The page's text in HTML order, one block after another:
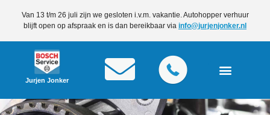
Van 13 t/m 26 juli zijn we gesloten i.v.m. vakantie. Autohopper verhuur
blijft open op afspraak en is dan bereikbaar via info@jurjenjonker.nl
Jurjen Jonker